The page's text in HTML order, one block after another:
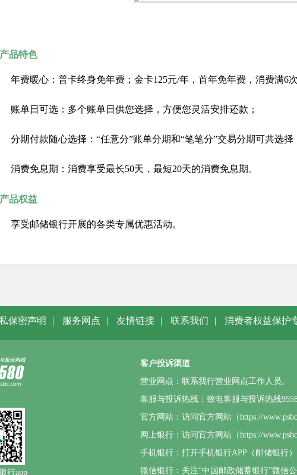
产品特色
年费暖心：普卡终身免年费；金卡125元/年，首年免年费，消费满6
账单日可选：多个账单日供您选择，方便您灵活安排还款；
分期付款随心选择：“任意分”账单分期和“笔笔分”交易分期可共选
消费免息期：消费享受最长50天，最短20天的消费免息期。
产品权益
享受邮储银行开展的各类专属优惠活动。
保密声明 | 服务网点 | 友情链接 | 联系我们 | 消费者权益保护
行app
客户投诉渠道
营业网点：联系我行营业网点工作人员。
客服与投诉热线：致电客服与投诉热线
官方网站：访问官方网站（https://
网上银行：访问官方网站（https://
手机银行：打开手机银行APP（邮储银行
微信银行：关注“中国邮政储蓄银行”微信